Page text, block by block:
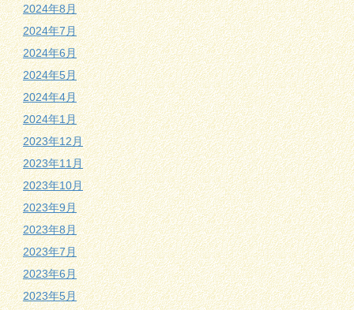
2024年8月
2024年7月
2024年6月
2024年5月
2024年4月
2024年1月
2023年12月
2023年11月
2023年10月
2023年9月
2023年8月
2023年7月
2023年6月
2023年5月